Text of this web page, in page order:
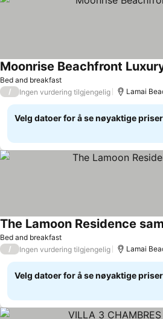
Bed and breakfast
Moonrise Beachfront
/ Ingen vurdering tilgjengelig Lamai
Velg datoer for å se nøyaktige priser
Bed and breakfast
The Lamoon Residence
/ Ingen vurdering tilgjengelig Lamai
Velg datoer for å se nøyaktige priser